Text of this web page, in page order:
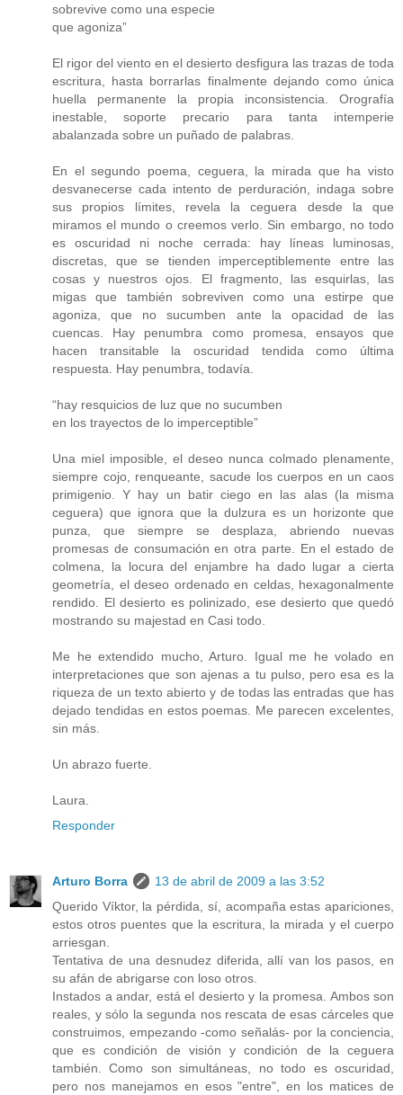
sobrevive como una especie
que agoniza”
El rigor del viento en el desierto desfigura las trazas de toda
escritura, hasta borrarlas finalmente dejando como única
huella permanente la propia inconsistencia. Orografía
inestable, soporte precario para tanta intemperie
abalanzada sobre un puñado de palabras.
En el segundo poema, ceguera, la mirada que ha visto
desvanecerse cada intento de perduración, indaga sobre
sus propios límites, revela la ceguera desde la que
miramos el mundo o creemos verlo. Sin embargo, no todo
es oscuridad ni noche cerrada: hay líneas luminosas,
discretas, que se tienden imperceptiblemente entre las
cosas y nuestros ojos. El fragmento, las esquirlas, las
migas que también sobreviven como una estirpe que
agoniza, que no sucumben ante la opacidad de las
cuencas. Hay penumbra como promesa, ensayos que
hacen transitable la oscuridad tendida como última
respuesta. Hay penumbra, todavía.
“hay resquicios de luz que no sucumben
en los trayectos de lo imperceptible”
Una miel imposible, el deseo nunca colmado plenamente,
siempre cojo, renqueante, sacude los cuerpos en un caos
primigenio. Y hay un batir ciego en las alas (la misma
ceguera) que ignora que la dulzura es un horizonte que
punza, que siempre se desplaza, abriendo nuevas
promesas de consumación en otra parte. En el estado de
colmena, la locura del enjambre ha dado lugar a cierta
geometría, el deseo ordenado en celdas, hexagonalmente
rendido. El desierto es polinizado, ese desierto que quedó
mostrando su majestad en Casi todo.
Me he extendido mucho, Arturo. Igual me he volado en
interpretaciones que son ajenas a tu pulso, pero esa es la
riqueza de un texto abierto y de todas las entradas que has
dejado tendidas en estos poemas. Me parecen excelentes,
sin más.
Un abrazo fuerte.
Laura.
Responder
Arturo Borra
13 de abril de 2009 a las 3:52
Querido Víktor, la pérdida, sí, acompaña estas apariciones,
estos otros puentes que la escritura, la mirada y el cuerpo
arriesgan.
Tentativa de una desnudez diferida, allí van los pasos, en
su afán de abrigarse con loso otros.
Instados a andar, está el desierto y la promesa. Ambos son
reales, y sólo la segunda nos rescata de esas cárceles que
construimos, empezando -como señalás- por la conciencia,
que es condición de visión y condición de la ceguera
también. Como son simultáneas, no todo es oscuridad,
pero nos manejamos en esos "entre", en los matices de